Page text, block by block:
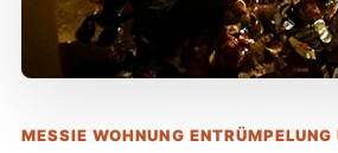
MESSIE WOHNUNG ENTRÜMPELUNG